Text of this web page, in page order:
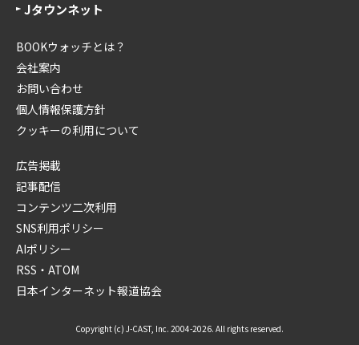
Jタウンネット
BOOKウォッチとは？
会社案内
お問い合わせ
個人情報保護方針
クッキーの利用について
広告掲載
記事配信
コンテンツ二次利用
SNS利用ポリシー
AIポリシー
RSS・ATOM
日本インターネット報道協会
Copyright (c) J-CAST, Inc. 2004-2026. All rights reserved.